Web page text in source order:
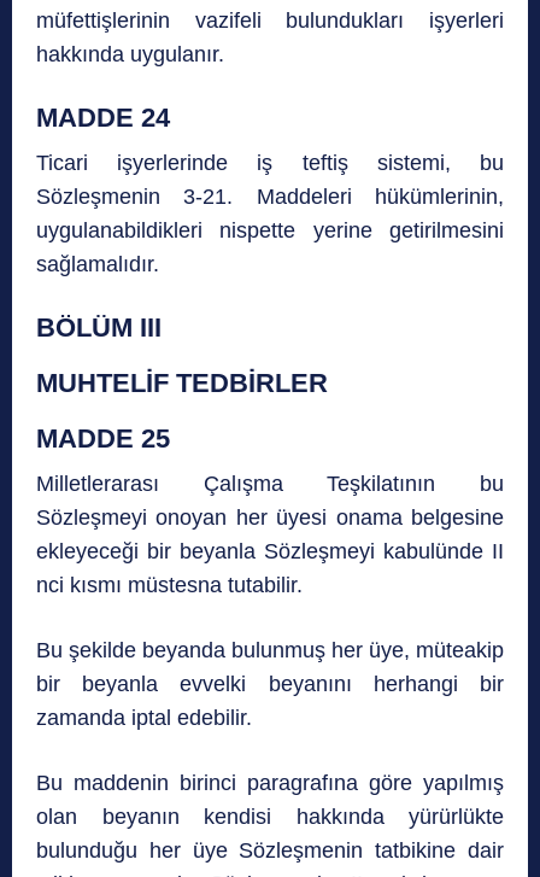
müfettişlerinin vazifeli bulundukları işyerleri
hakkında uygulanır.
MADDE 24
Ticari işyerlerinde iş teftiş sistemi, bu
Sözleşmenin 3-21. Maddeleri hükümlerinin,
uygulanabildikleri nispette yerine getirilmesini
sağlamalıdır.
BÖLÜM III
MUHTELİF TEDBİRLER
MADDE 25
Milletlerarası Çalışma Teşkilatının bu
Sözleşmeyi onoyan her üyesi onama belgesine
ekleyeceği bir beyanla Sözleşmeyi kabulünde II
nci kısmı müstesna tutabilir.
Bu şekilde beyanda bulunmuş her üye, müteakip
bir beyanla evvelki beyanını herhangi bir
zamanda iptal edebilir.
Bu maddenin birinci paragrafına göre yapılmış
olan beyanın kendisi hakkında yürürlükte
bulunduğu her üye Sözleşmenin tatbikine dair